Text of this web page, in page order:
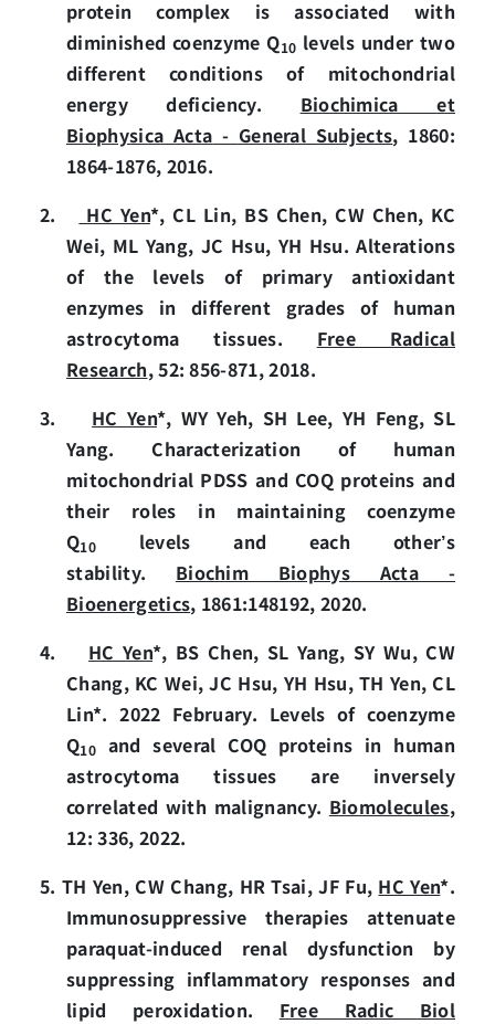
protein complex is associated with
diminished coenzyme Q10 levels under two
different conditions of mitochondrial
energy deficiency. Biochimica et
Biophysica Acta - General Subjects, 1860:
1864-1876, 2016.
2.
HC Yen*, CL Lin, BS Chen, CW Chen, KC
Wei, ML Yang, JC Hsu, YH Hsu. Alterations
of the levels of primary antioxidant
enzymes in different grades of human
astrocytoma tissues. Free Radical
Research, 52: 856-871, 2018.
3. HC Yen*, WY Yeh, SH Lee, YH Feng, SL
Yang. Characterization of human
mitochondrial PDSS and COQ proteins and
their roles in maintaining coenzyme
Q10levels and each other’s
stability. Biochim Biophys Acta -
Bioenergetics, 1861:148192, 2020.
4. HC Yen*, BS Chen, SL Yang, SY Wu, CW
Chang, KC Wei, JC Hsu, YH Hsu, TH Yen, CL
Lin*. 2022 February. Levels of coenzyme
Q10and several COQ proteins in human
astrocytoma tissues are inversely
correlated with malignancy. Biomolecules,
12: 336, 2022.
5. TH Yen, CW Chang, HR Tsai, JF Fu, HC Yen*.
Immunosuppressive therapies attenuate
paraquat-induced renal dysfunction by
suppressing inflammatory responses and
lipid peroxidation. Free Radic Biol